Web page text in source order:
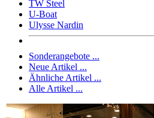
TW Steel
U-Boat
Ulysse Nardin
Sonderangebote ...
Neue Artikel ...
Ähnliche Artikel ...
Alle Artikel ...